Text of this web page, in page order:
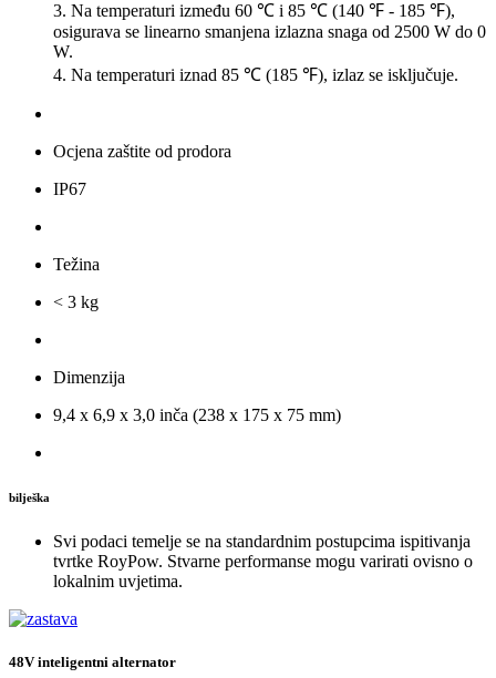
3. Na temperaturi između 60 ℃ i 85 ℃ (140 ℉ - 185 ℉),
osigurava se linearno smanjena izlazna snaga od 2500 W do 0
W.
4. Na temperaturi iznad 85 ℃ (185 ℉), izlaz se isključuje.
Ocjena zaštite od prodora
IP67
Težina
< 3 kg
Dimenzija
9,4 x 6,9 x 3,0 inča (238 x 175 x 75 mm)
bilješka
Svi podaci temelje se na standardnim postupcima ispitivanja
tvrtke RoyPow. Stvarne performanse mogu varirati ovisno o
lokalnim uvjetima.
48V inteligentni alternator